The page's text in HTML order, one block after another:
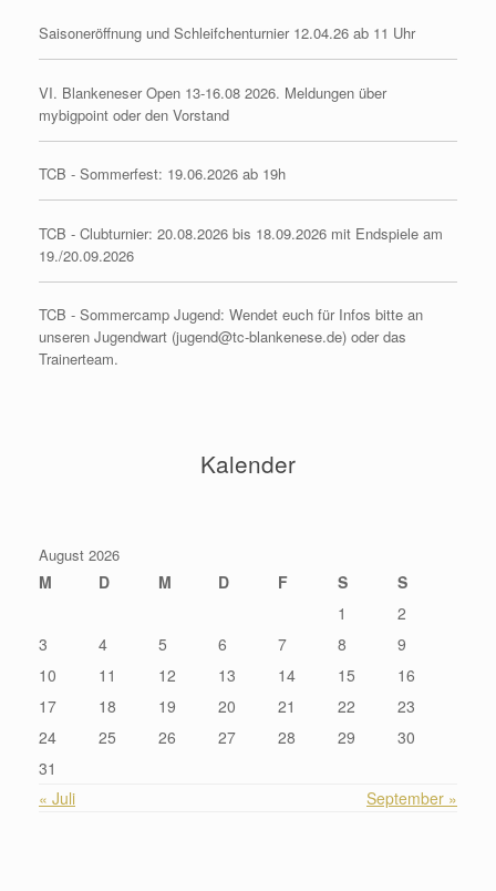
Saisoneröffnung und Schleifchenturnier 12.04.26 ab 11 Uhr
VI. Blankeneser Open 13-16.08 2026. Meldungen über
mybigpoint oder den Vorstand
TCB - Sommerfest: 19.06.2026 ab 19h
TCB - Clubturnier: 20.08.2026 bis 18.09.2026 mit Endspiele am
19./20.09.2026
TCB - Sommercamp Jugend: Wendet euch für Infos bitte an
unseren Jugendwart (jugend@tc-blankenese.de) oder das
Trainerteam.
Kalender
August 2026
M D M D F S
S
1
2
3
4 5 6 7 8
9
10
11 12 13 14 15
16
17
18 19 20 21 22
23
24
25 26 27 28 29
30
31
« Juli
September »